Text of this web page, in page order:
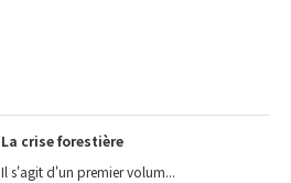
La crise forestière
Il s'agit d'un premier volum...